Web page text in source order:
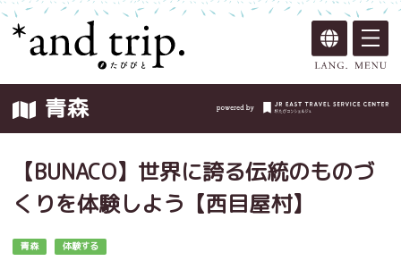
青森
【BUNACO】世界に誇る伝統のものづ
くりを体験しよう【西目屋村】
青森 体験する